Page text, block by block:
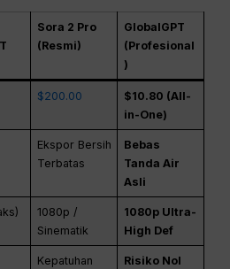
Sora 2 Pro
(Resmi)
GlobalGPT
(Profesional
)
$200.00
$10.80 (All-
in-One)
Ekspor Bersih
Terbatas
Bebas
Tanda Air
Asli
1080p /
Sinematik
1080p Ultra-
High Def
Kepatuhan
Risiko Nol